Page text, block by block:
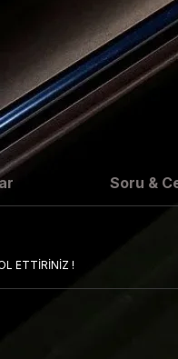
Soru &
ETTİRİNİZ !
ve diğer konularda